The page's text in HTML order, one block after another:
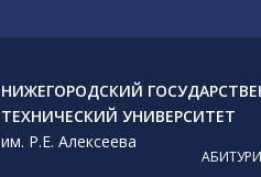
НИЖЕГОРОДСКИЙ
ТЕХНИЧЕСКИЙ УНИВЕРСИТЕТ
им. Р.Е. Алексеева